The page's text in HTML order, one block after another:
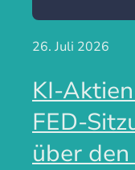
26. Juli 2026
KI-
FED-
über